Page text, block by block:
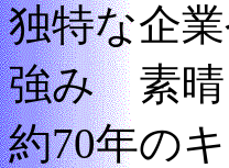
独特な企
強み 素晴
約70年の